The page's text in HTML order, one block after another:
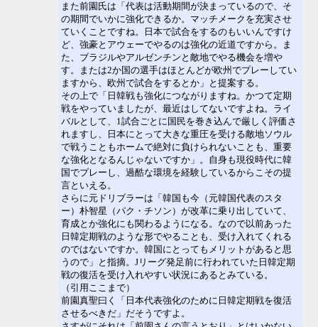
また前園氏は「代表は活動期間が決まっているので、そ
の期間でいかに強化できるか。マッチメークを充実させ
ていくことですね。日本で試合をするのもいいんですけ
ど、強豪とアウェーでやるのは強化の近道ですから。ま
た、ブラジルやアルゼンチンと敵地でやる機会を増や
す。または2か国の選手はほとんどが欧州でプレーしてい
ますから、欧州で試合をするとか」と提案する。
その上で「日韓戦も強化につながりますね。かつて定期
戦をやっていましたが、最近はしてないですよね。ライ
バルとして、1試合ごとに国民を巻き込んで厳しく評価さ
れますし、日本にとって大きな重圧を受ける敵地ソウル
で戦うこともホームで絶対に負けられないことも、重要
な強化となるんじゃないですか」。自身も現役時代に韓
国でプレーし、過酷な環境を経験しているからこその提
言といえる。
さらに元ドリブラーは「韓国も今（元韓国代表のスタ
ー）朴智星（パク・チソン）が改革に乗り出していて、
育成とか強化にも関わるようになる。なので以前あった
日韓定期戦のような形でやることも、受け入れてくれる
のではないですか。韓国にとってもメリットがあると思
うので」と指摘。Jリーグ発足前に行われていた日韓定期
戦の復活を受け入れやすい状況にあるとみている。
（引用ここまで）
前園真聖曰く「日本代表強化のために日韓定期戦を復活
させるべきだ」だそうですよ。